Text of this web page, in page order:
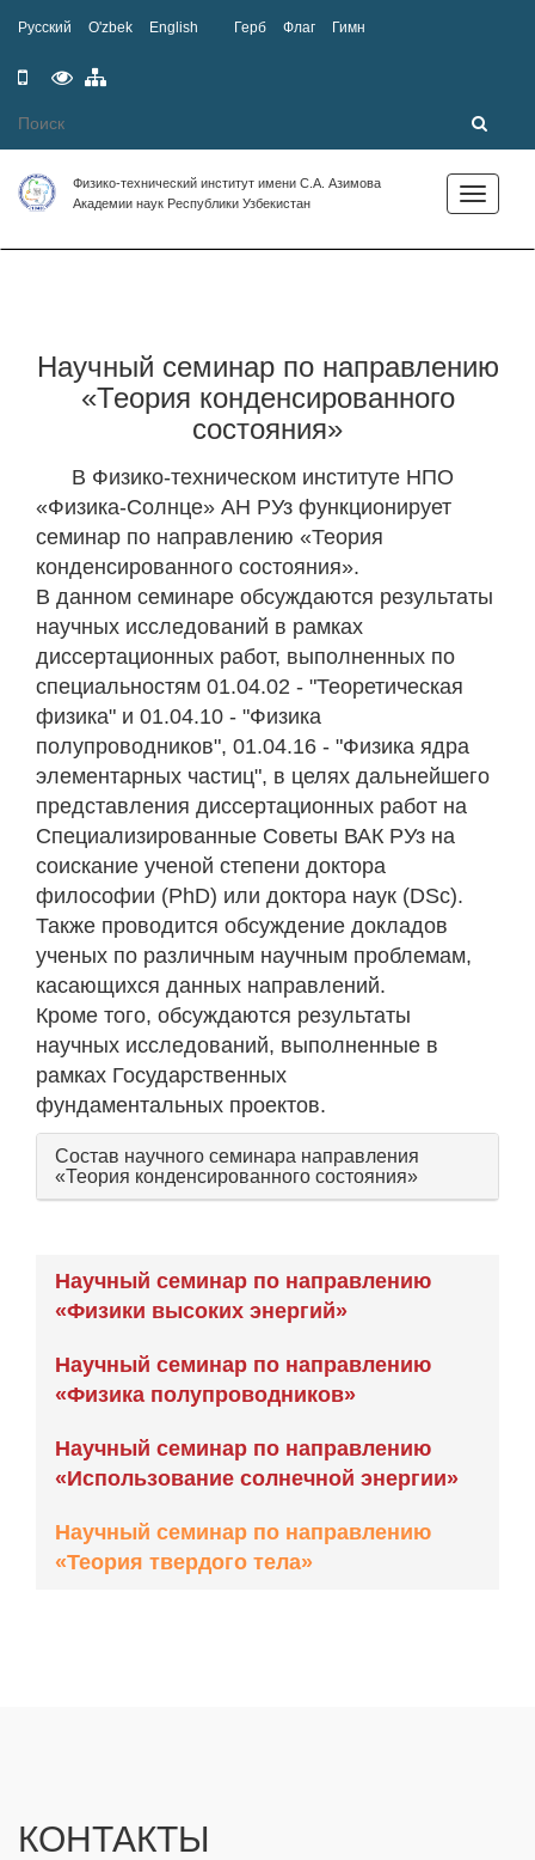
Русский O'zbek English Герб Флаг Гимн
версиявозможности
Toggle
navigation
Физико-технический институт имени С.А. Азимова
Академии наук Республики Узбекистан
Научный семинар по направлению
«Теория конденсированного
состояния»
В Физико-техническом институте НПО
«Физика-Солнце» АН РУз функционирует
семинар по направлению «Теория
конденсированного состояния».
В данном семинаре обсуждаются результаты
научных исследований в рамках
диссертационных работ, выполненных по
специальностям 01.04.02 - "Теоретическая
физика" и 01.04.10 - "Физика
полупроводников", 01.04.16 - "Физика ядра
элементарных частиц", в целях дальнейшего
представления диссертационных работ на
Специализированные Советы ВАК РУз на
соискание ученой степени доктора
философии (PhD) или доктора наук (DSc).
Также проводится обсуждение докладов
ученых по различным научным проблемам,
касающихся данных направлений.
Кроме того, обсуждаются результаты
научных исследований, выполненные в
рамках Государственных
фундаментальных проектов.
Состав научного семинара направления
«Теория конденсированного состояния»
Научный семинар по направлению
«Физики высоких энергий»
Научный семинар по направлению
«Физика полупроводников»
Научный семинар по направлению
«Использование солнечной энергии»
Научный семинар по направлению
«Теория твердого тела»
КОНТАКТЫ